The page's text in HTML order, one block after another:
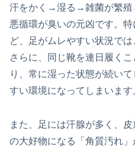
汗をかく→湿る→雑菌が繁
悪循環が臭いの元凶です。
ど、足がムレやすい状況で
さらに、同じ靴を連日履く
り、常に湿った状態が続い
すい環境になってしまいます
また、足には汗腺が多く、
の大好物になる「角質汚れ